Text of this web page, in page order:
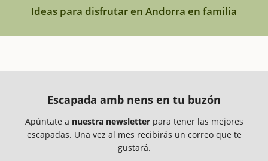
Ideas para disfrutar en Andorra en familia
Escapada amb nens en tu buzón
Apúntate a nuestra newsletterpara tener las mejores
escapadas. Una vez al mes recibirás un correo que te
gustará.